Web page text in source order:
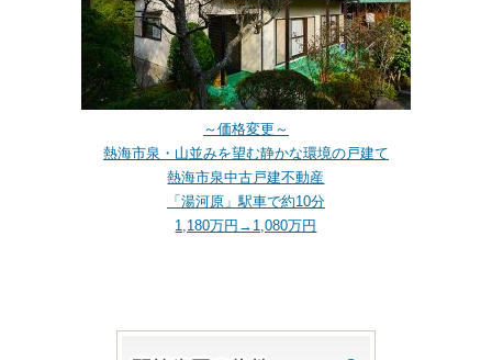
～価格変更～
熱海市泉・山並みを望む静かな環境の戸建て
熱海市泉中古戸建不動産
「湯河原」駅車で約10分
1,180万円→1,080万円